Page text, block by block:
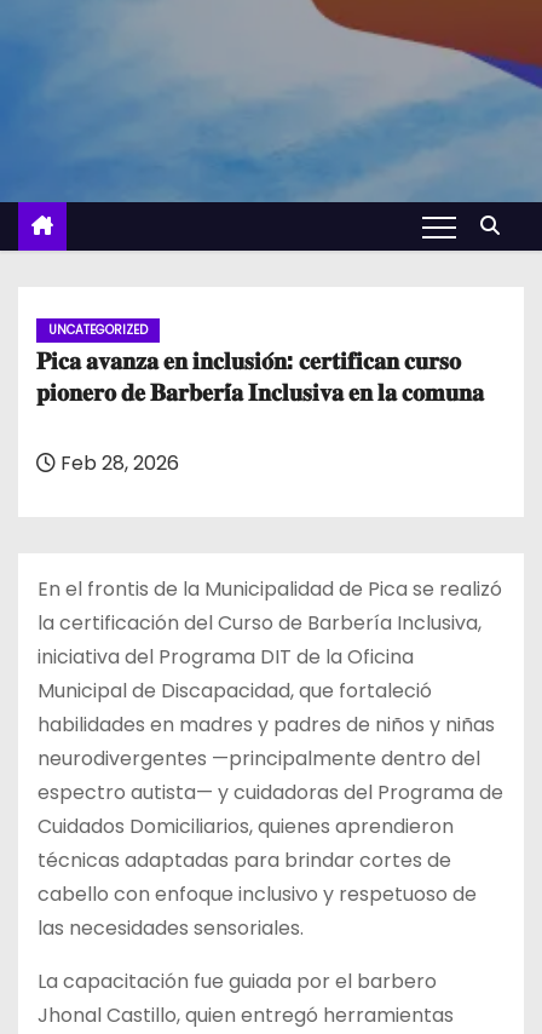
UNCATEGORIZED
𝐏𝐢𝐜𝐚 𝐚𝐯𝐚𝐧𝐳𝐚 𝐞𝐧 𝐢𝐧𝐜𝐥𝐮𝐬𝐢𝐨́𝐧: 𝐜𝐞𝐫𝐭𝐢𝐟𝐢𝐜𝐚𝐧 𝐜𝐮𝐫𝐬𝐨
𝐩𝐢𝐨𝐧𝐞𝐫𝐨 𝐝𝐞 𝐁𝐚𝐫𝐛𝐞𝐫𝐢́𝐚 𝐈𝐧𝐜𝐥𝐮𝐬𝐢𝐯𝐚 𝐞𝐧 𝐥𝐚 𝐜𝐨𝐦𝐮𝐧𝐚
Feb 28, 2026
En el frontis de la Municipalidad de Pica se realizó
la certificación del Curso de Barbería Inclusiva,
iniciativa del Programa DIT de la Oficina
Municipal de Discapacidad, que fortaleció
habilidades en madres y padres de niños y niñas
neurodivergentes —principalmente dentro del
espectro autista— y cuidadoras del Programa de
Cuidados Domiciliarios, quienes aprendieron
técnicas adaptadas para brindar cortes de
cabello con enfoque inclusivo y respetuoso de
las necesidades sensoriales.
La capacitación fue guiada por el barbero
Jhonal Castillo, quien entregó herramientas